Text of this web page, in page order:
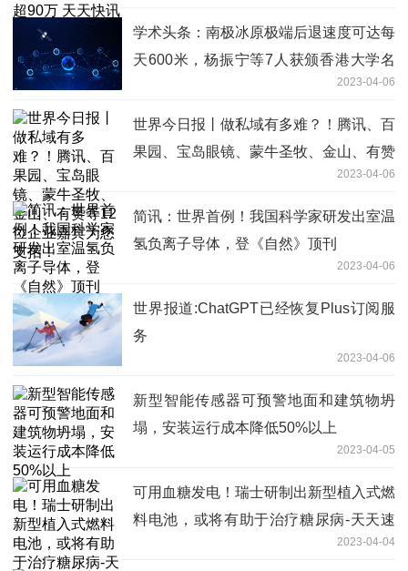
学术头条：南极冰原极端后退速度可达每
天600米，杨振宁等7人获颁香港大学名
2023-04-06
世界今日报丨做私域有多难？！腾讯、百
果园、宝岛眼镜、蒙牛圣牧、金山、有赞
2023-04-06
简讯：世界首例！我国科学家研发出室温
氢负离子导体，登《自然》顶刊
2023-04-06
世界报道:ChatGPT已经恢复Plus订阅服
务
2023-04-06
新型智能传感器可预警地面和建筑物坍
塌，安装运行成本降低50%以上
2023-04-05
可用血糖发电！瑞士研制出新型植入式燃
料电池，或将有助于治疗糖尿病-天天速
2023-04-04